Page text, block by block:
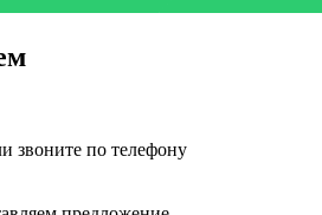
звоните по телефону